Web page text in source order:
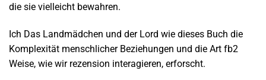
die sie vielleicht bewahren.
Ich Das Landmädchen und der Lord wie dieses Buch die
Komplexität menschlicher Beziehungen und die Art fb2
Weise, wie wir rezension interagieren, erforscht.